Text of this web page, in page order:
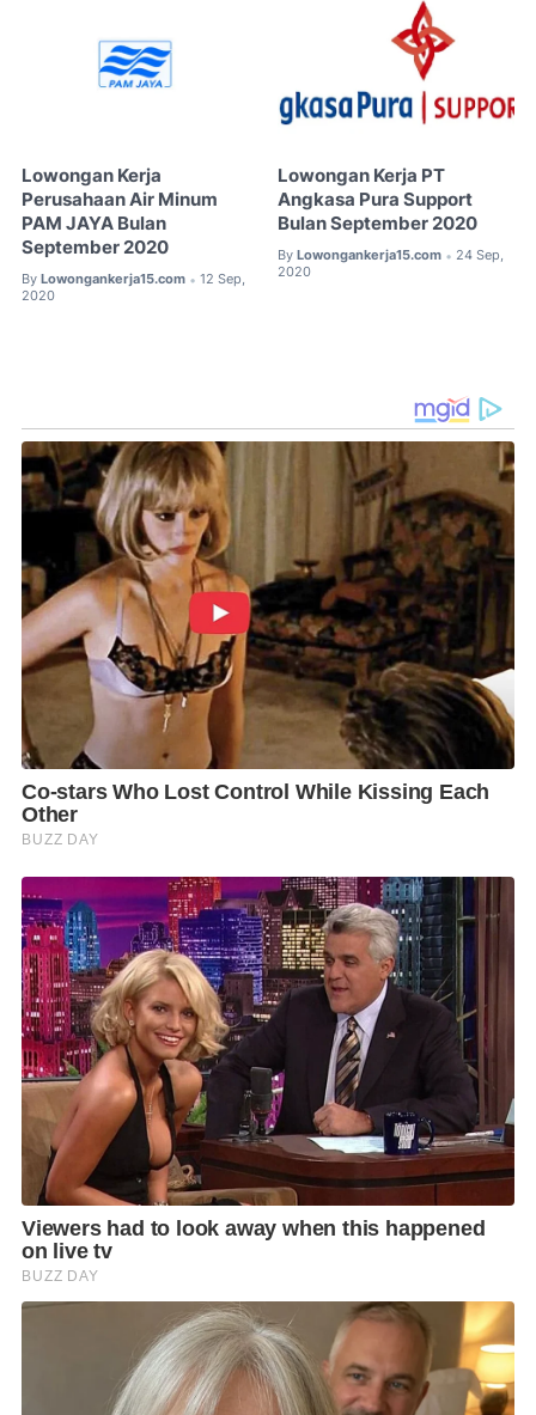
Lowongan Kerja
Perusahaan Air Minum
PAM JAYA Bulan
September 2020
By Lowongankerja15.com • 12 Sep,
2020
Lowongan Kerja PT
Angkasa Pura Support
Bulan September 2020
By Lowongankerja15.com • 24 Sep,
2020